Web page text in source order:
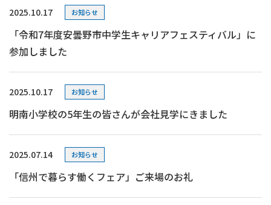
2025.10.17 お知らせ
「令和7年度安曇野市中学生キャリアフェスティバル」に
参加しました
2025.10.17 お知らせ
明南小学校の5年生の皆さんが会社見学にきました
2025.07.14 お知らせ
「信州で暮らす働くフェア」ご来場のお礼